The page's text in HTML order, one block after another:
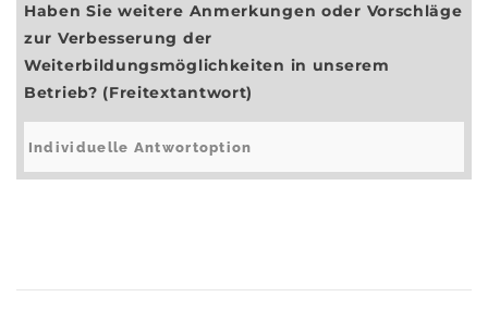
Haben Sie weitere Anmerkungen oder Vorschläge
zur Verbesserung der
Weiterbildungsmöglichkeiten in unserem
Betrieb? (Freitextantwort)